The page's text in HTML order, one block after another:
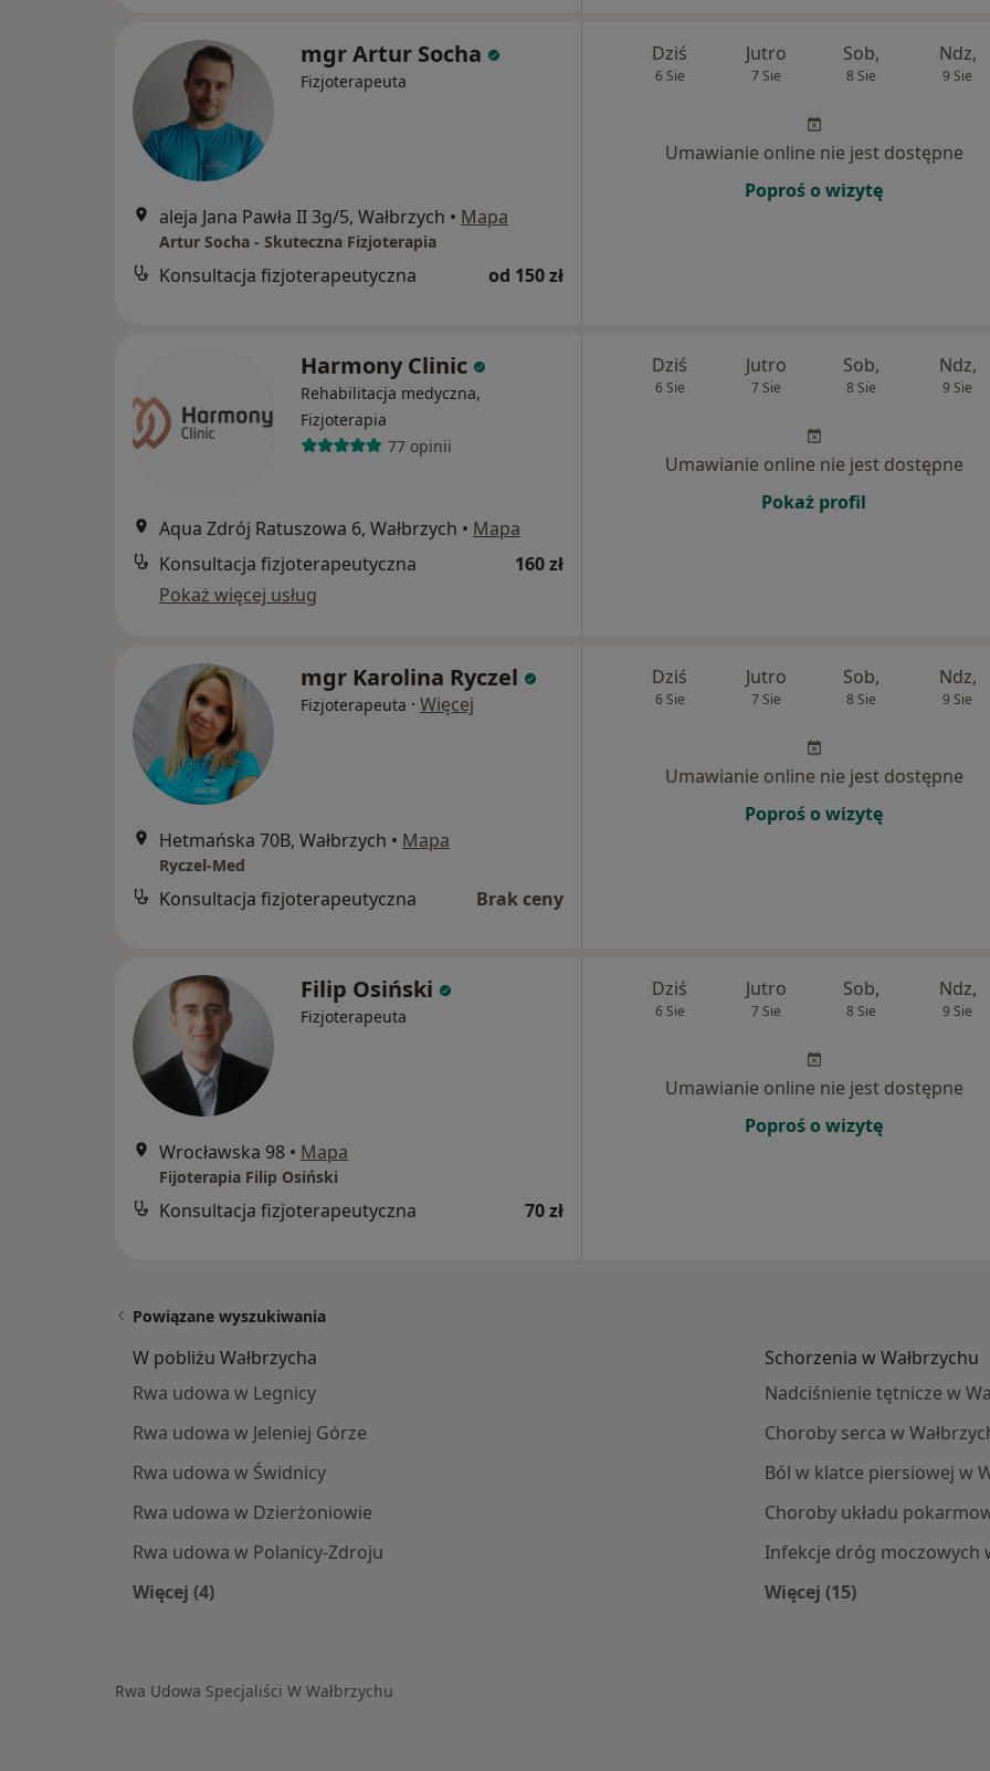
mgr Artur Socha
Fizjoterapeuta
aleja Jana Pawła II 3g/5, Wałbrzych • Mapa
Artur Socha - Skuteczna Fizjoterapia
Konsultacja fizjoterapeutyczna od 150 zł
Dziś
6 Sie
Jutro
7 Sie
Sob,
8 Sie
Ndz,
9 Sie
Umawianie online nie jest dostępne
Poproś o wizytę
Harmony Clinic
Rehabilitacja medyczna,
Fizjoterapia
77 opinii
Aqua Zdrój Ratuszowa 6, Wałbrzych • Mapa
Konsultacja fizjoterapeutyczna
160 zł
Pokaż więcej usług
Dziś
6 Sie
Jutro
7 Sie
Sob,
8 Sie
Ndz,
9 Sie
Umawianie online nie jest dostępne
Pokaż profil
mgr Karolina Ryczel
Fizjoterapeuta · Więcej
Hetmańska 70B, Wałbrzych • Mapa
Ryczel-Med
Konsultacja fizjoterapeutyczna Brak ceny
Dziś
6 Sie
Jutro
7 Sie
Sob,
8 Sie
Ndz,
9 Sie
Umawianie online nie jest dostępne
Poproś o wizytę
Filip Osiński
Fizjoterapeuta
Wrocławska 98 • Mapa
Fijoterapia Filip Osiński
Konsultacja fizjoterapeutyczna 70 zł
Dziś
6 Sie
Jutro
7 Sie
Sob,
8 Sie
Ndz,
9 Sie
Umawianie online nie jest dostępne
Poproś o wizytę
Powiązane wyszukiwania
W pobliżu Wałbrzycha
Rwa udowa w Legnicy
Rwa udowa w Jeleniej Górze
Rwa udowa w Świdnicy
Rwa udowa w Dzierżoniowie
Rwa udowa w Polanicy-Zdroju
Więcej (4)
Schorzenia w Wałbrzychu
Nadciśnienie tętnicze w
Choroby serca w
Ból w klatce piersiowej w
Choroby układu
Infekcje dróg moczowych
Więcej (15)
Rwa Udowa Specjaliści W Wałbrzychu